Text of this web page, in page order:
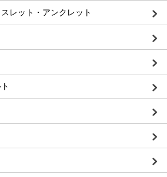
レット・アンクレット